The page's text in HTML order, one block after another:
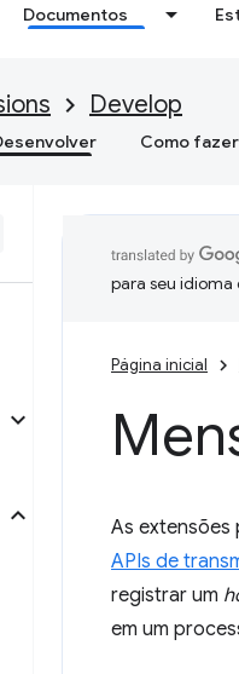
Documentos
Develop
Como fazer
para seu
Página inicial
As extensões
APIs de
registrar um
em um